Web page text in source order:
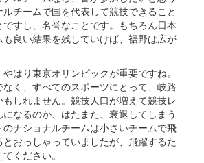
チームで国を代表して競技できること
すし、名誉なことです。もちろん日本
良い結果を残していけば、裾野は広が
はり東京オリンピックが重要ですね。
く、すべてのスポーツにとって、岐路
しれません。競技人口が増えて競技レ
なるのか、はたまた、衰退してしまう
ナショナルチームは小さいチームで飛
おっしゃっていましたが、飛躍するた
ください。